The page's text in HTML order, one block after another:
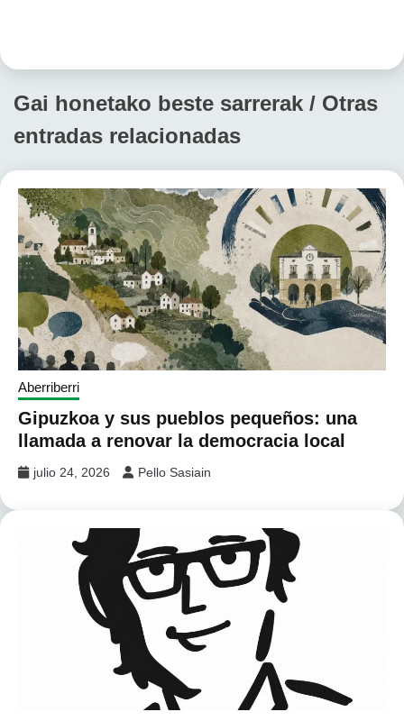
Gai honetako beste sarrerak / Otras
entradas relacionadas
Aberriberri
Gipuzkoa y sus pueblos pequeños: una
llamada a renovar la democracia local
julio 24, 2026 Pello Sasiain